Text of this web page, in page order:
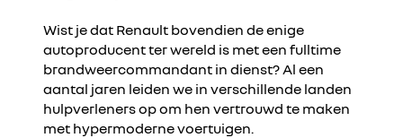
Wist je dat Renault bovendien de enige
autoproducent ter wereld is met een fulltime
brandweercommandant in dienst? Al een
aantal jaren leiden we in verschillende landen
hulpverleners op om hen vertrouwd te maken
met hypermoderne voertuigen.